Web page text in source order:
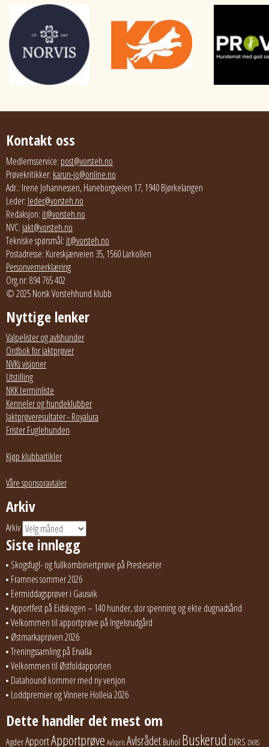
Kontakt oss
Medlemsservice: post@vorsteh.no
Prøvekritikker: karun-jo@online.no
Adr.: Irene Johannessen, Haneborgveien 17, 1940 Bjørkelangen
Leder: leder@vorsteh.no
Redaksjon: it@vorsteh.no
NVC: jakt@vorsteh.no
Tekniske spørsmål: it@vorsteh.no
Postadresse: Kureskjærveien 35, 1560 Larkollen
Personvernerklæring
Org.nr: 894 765 402
© 2025 Norsk Vorstehhund klubb
Nyttige lenker
Valpelister og avlshunder
Ordbok for jaktprøver
NVKs visjoner
Utstilling
NKK terminliste
Kenneler og hundeklubber
Jaktprøveresultater - Royalura
Frister Fuglehunden
Kjøp klubbartikler
Våre sponsoravtaler
Arkiv
Arkiv
Siste innlegg
Skogsfugl- og fullkombinertprøve på Presteseter
Framnes sommer 2026
Eermiddagsprøver i Gausvik
Apportfest på Eidskogen – 140 hunder, stor spenning og ekte dugnadsånd
Velkommen til apportprøve på Ingelsrudgård
Østmarkaprøven 2026
Treningssamling på Ervalla
Velkommen til Østfoldapporten
Datahound kommer med ny versjon
Loddpremier og Vinnere Holleia 2026
Dette handler det mest om
AgderApportApportprøve AvlsprisAvlsrådet Buhol Buskerud DKRS DKRS